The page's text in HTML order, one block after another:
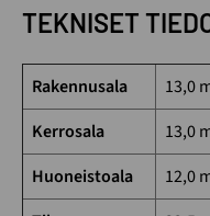
TEKNISET
Rakennusala
13,0
Kerrosala
13,0
Huoneistoala
12,0